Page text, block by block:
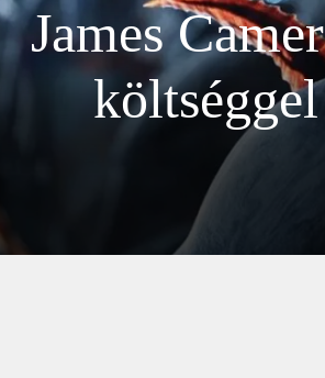
James